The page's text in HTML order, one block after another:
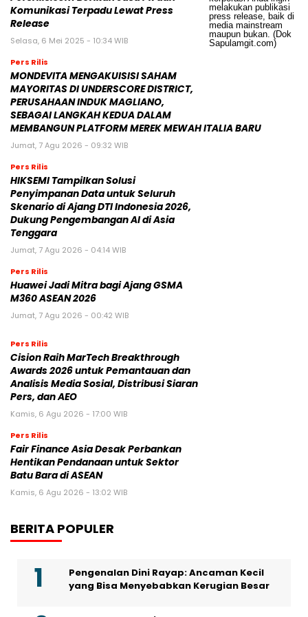
Komunikasi Terpadu Lewat Press
Release
Selasa, 6 Mei 2025 - 10:34 WIB
Pers Rilis
MONDEVITA MENGAKUISISI SAHAM
MAYORITAS DI UNDERSCORE DISTRICT,
PERUSAHAAN INDUK MAGLIANO,
SEBAGAI LANGKAH KEDUA DALAM
MEMBANGUN PLATFORM MEREK MEWAH ITALIA BARU
Jumat, 7 Agu 2026 - 09:32 WIB
Pers Rilis
HIKSEMI Tampilkan Solusi
Penyimpanan Data untuk Seluruh
Skenario di Ajang DTI Indonesia 2026,
Dukung Pengembangan AI di Asia
Tenggara
Jumat, 7 Agu 2026 - 04:14 WIB
Pers Rilis
Huawei Jadi Mitra bagi Ajang GSMA
M360 ASEAN 2026
Jumat, 7 Agu 2026 - 00:42 WIB
Pers Rilis
Cision Raih MarTech Breakthrough
Awards 2026 untuk Pemantauan dan
Analisis Media Sosial, Distribusi Siaran
Pers, dan AEO
Kamis, 6 Agu 2026 - 17:00 WIB
Pers Rilis
Fair Finance Asia Desak Perbankan
Hentikan Pendanaan untuk Sektor
Batu Bara di ASEAN
Kamis, 6 Agu 2026 - 13:02 WIB
BERITA POPULER
Pengenalan Dini Rayap: Ancaman Kecil
yang Bisa Menyebabkan Kerugian Besar